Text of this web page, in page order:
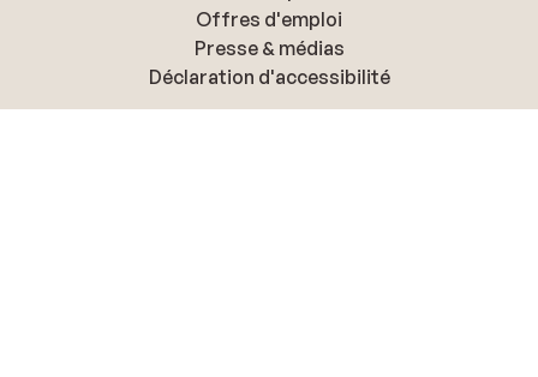
Offres d'emploi
Presse & médias
Déclaration d'accessibilité